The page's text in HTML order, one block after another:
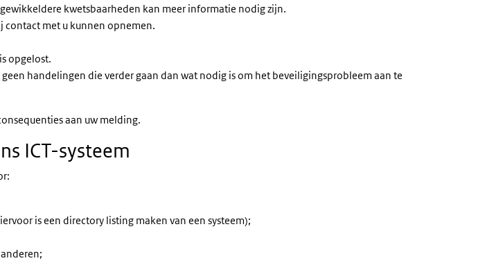
kwetsbaarheden kan meer informatie nodig zijn.
contact met u kunnen opnemen.
opgelost.
handelingen die verder gaan dan wat nodig is om het beveiligingsprobleem aan te
aan uw melding.
ICT-systeem
is een directory listing maken van een systeem);